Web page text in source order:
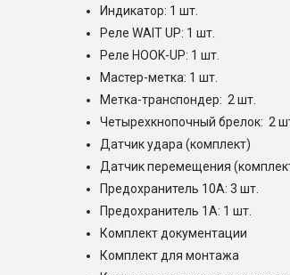
Индикатор: 1 шт.
Реле WAIT UP: 1 шт.
Реле HOOK-UP: 1 шт.
Мастер-метка: 1 шт.
Метка-транспондер: 2 шт.
Четырехкнопочный брелок: 2
Датчик удара (комплект)
Датчик перемещения
Предохранитель 10А: 3 шт.
Предохранитель 1А: 1 шт.
Комплект документации
Комплект для монтажа